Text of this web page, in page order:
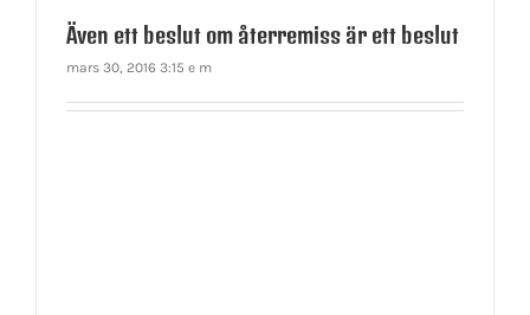
Även ett beslut om återremiss är ett beslut
mars 30, 2016 3:15 e m